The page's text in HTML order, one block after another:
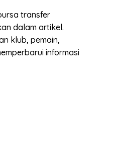
transfer
dalam artikel.
klub, pemain,
informasi